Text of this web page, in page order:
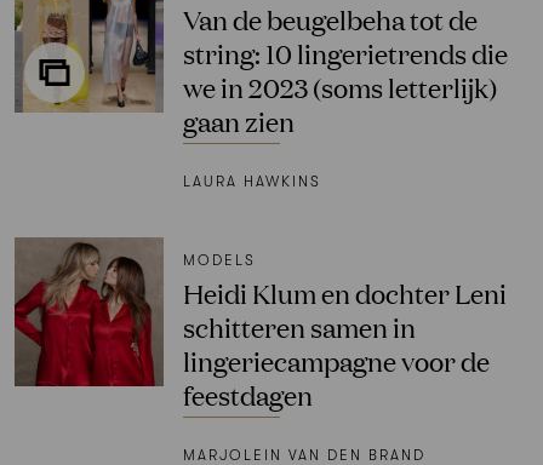
Van de beugelbeha tot de
string: 10 lingerietrends die
we in 2023 (soms letterlijk)
gaan zien
LAURA HAWKINS
MODELS
Heidi Klum en dochter Leni
schitteren samen in
lingeriecampagne voor de
feestdagen
MARJOLEIN VAN DEN BRAND